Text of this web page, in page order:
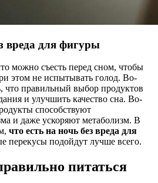
вреда для фигуры
можно съесть перед сном, чтобы
этом не испытывать голод. Во-
что правильный выбор продуктов
и улучшить качество сна. Во-
способствуют
и даже ускоряют метаболизм. В
что есть на ночь без вреда для
перекусы подойдут лучше всего.
питаться